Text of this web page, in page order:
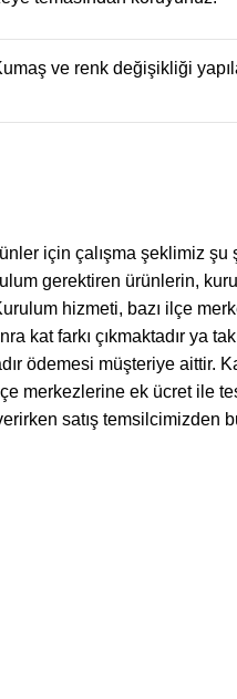
ve renk değişikliği
için çalışma şeklimiz
gerektiren ürünlerin,
hizmeti, bazı ilçe
kat farkı çıkmaktadır ya
ödemesi müşteriye aittir.
merkezlerine ek ücret ile
satış temsilcimizden